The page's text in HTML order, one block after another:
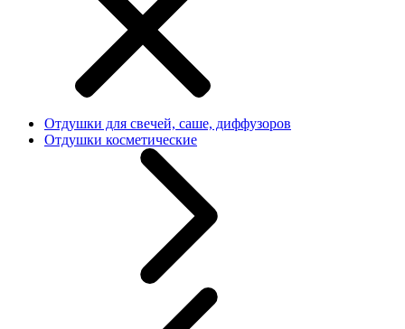
Отдушки для свечей, саше, диффузоров
Отдушки косметические